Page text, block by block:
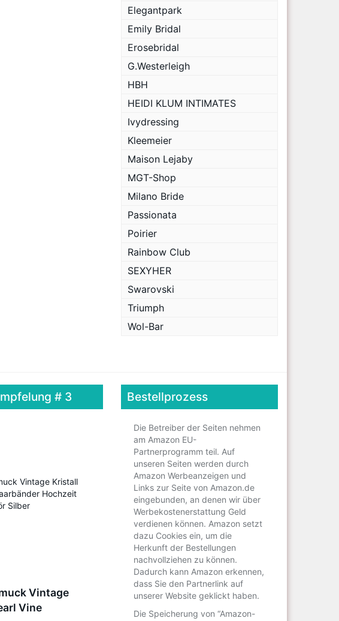
Elegantpark
Emily Bridal
Erosebridal
G.Westerleigh
HBH
HEIDI KLUM INTIMATES
Ivydressing
Kleemeier
Maison Lejaby
MGT-Shop
Milano Bride
Passionata
Poirier
Rainbow Club
SEXYHER
Swarovski
Triumph
Wol-Bar
# 3
Vintage
Vine
Bestellprozess
Die Betreiber der Seiten nehmen
am Amazon EU-
Partnerprogramm teil. Auf
unseren Seiten werden durch
Amazon Werbeanzeigen und
Links zur Seite von Amazon.de
eingebunden, an denen wir über
Werbekostenerstattung Geld
verdienen können. Amazon setzt
dazu Cookies ein, um die
Herkunft der Bestellungen
nachvollziehen zu können.
Dadurch kann Amazon erkennen,
dass Sie den Partnerlink auf
unserer Website geklickt haben.
Die Speicherung von “Amazon-